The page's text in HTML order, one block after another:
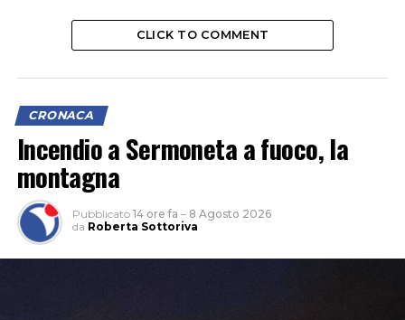
CLICK TO COMMENT
CRONACA
Incendio a Sermoneta a fuoco, la
montagna
Pubblicato 14 ore fa – 8 Agosto 2026
da Roberta Sottoriva